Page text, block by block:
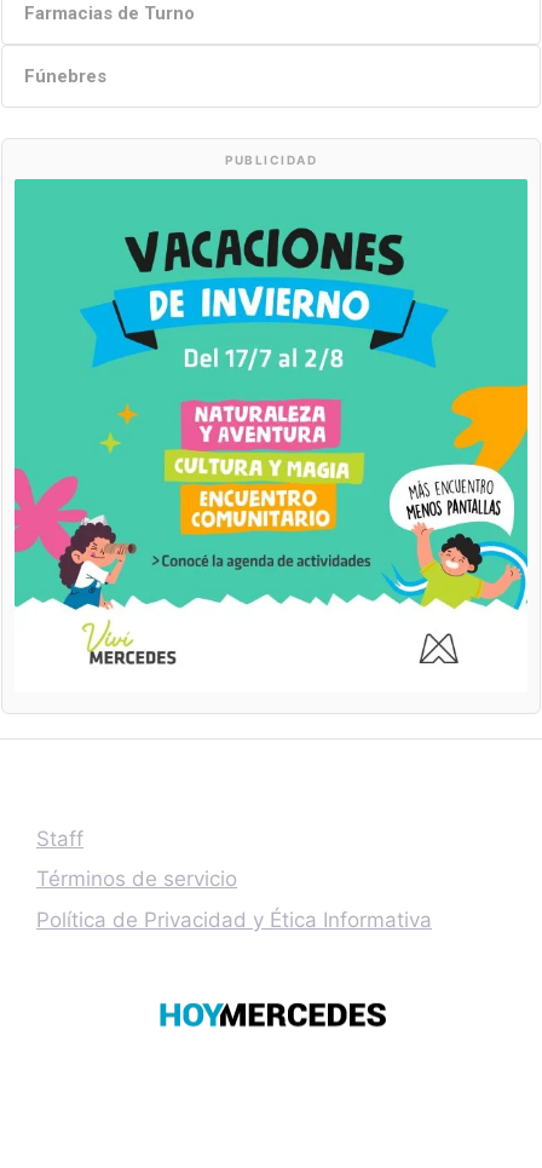
Farmacias de Turno
Fúnebres
PUBLICIDAD
Staff
Términos de servicio
Política de Privacidad y Ética Informativa